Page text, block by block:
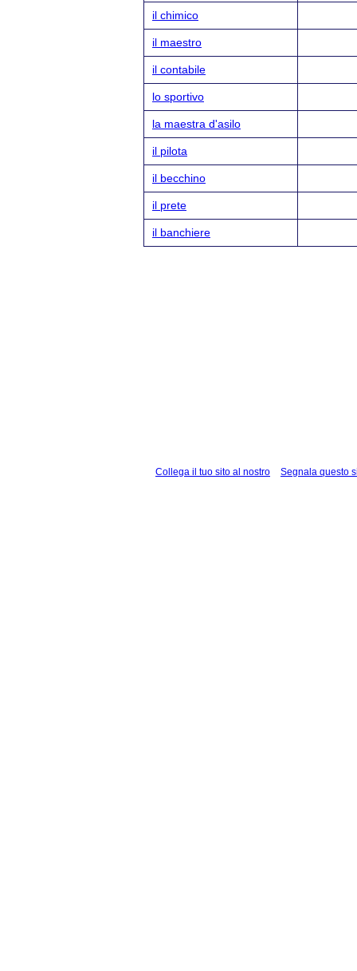
il chimico
il maestro
il contabile
lo sportivo
la maestra d'asilo
il pilota
il becchino
il prete
il banchiere
Collega il tuo sito al nostro Segnala questo